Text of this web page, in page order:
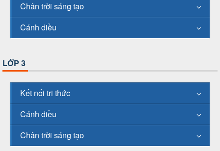
Chân trời sáng tạo
Cánh diều
LỚP 3
Kết nối tri thức
Cánh diều
Chân trời sáng tạo